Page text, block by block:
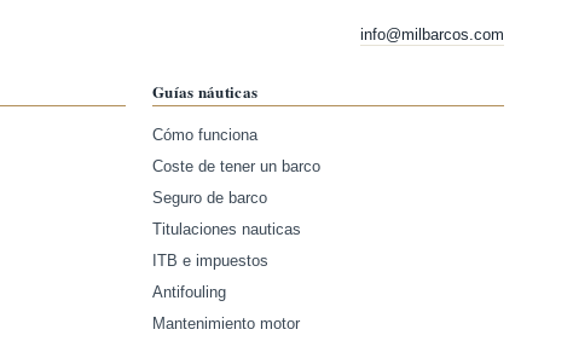
info@milbarcos.com
Guías náuticas
Cómo funciona
Coste de tener un barco
Seguro de barco
Titulaciones nauticas
ITB e impuestos
Antifouling
Mantenimiento motor